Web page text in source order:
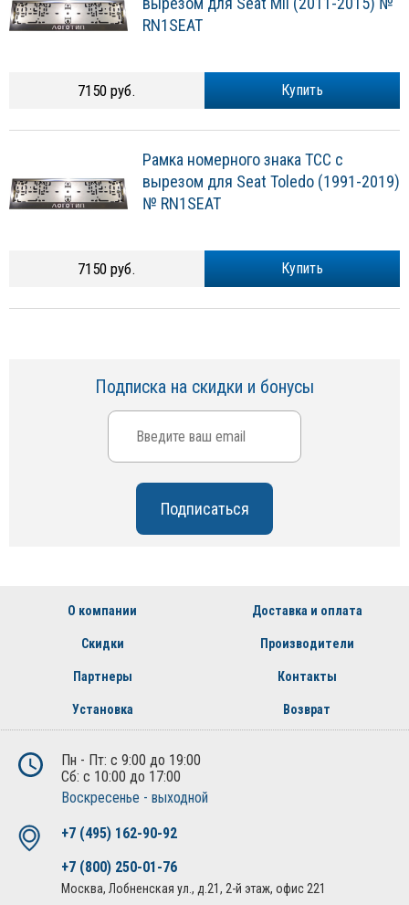
RN1SEAT
Купить
7150 руб.
Рамка номерного знака ТСС с
вырезом для Seat Toledo (1991-2019)
№ RN1SEAT
Купить
7150 руб.
Подписка на скидки и бонусы
О компании Доставка и оплата
Скидки Производители
Партнеры Контакты
Установка Возврат
Пн - Пт: с 9:00 до 19:00
Сб: с 10:00 до 17:00
Воскресенье - выходной
+7 (495) 162-90-92
+7 (800) 250-01-76
Москва, Лобненская ул., д.21, 2-й этаж, офис 221